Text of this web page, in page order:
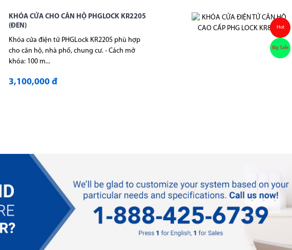
KHÓA CỬA CHO CĂN HỘ PHGLOCK KR2205
(ĐEN)
Khóa cửa điện tử PHGLock KR2205 phù hợp
cho căn hộ, nhà phố, chung cư. - Cách mở
khóa: 100 m...
3,100,000 đ
Hot
Big Sale